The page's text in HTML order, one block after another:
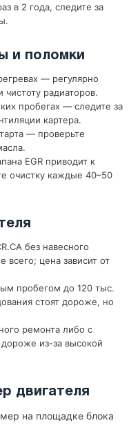
в 2 года, следите за
и поломки
— регулярно
чистоту радиаторов.
пробегах — следите за
картера.
— проверьте
EGR приводит к
очистку каждые 40–50
без навесного
всего; цена зависит от
пробегом до 120 тыс.
стоят дороже, но
ремонта либо с
из-за высокой
двигателя
на площадке блока